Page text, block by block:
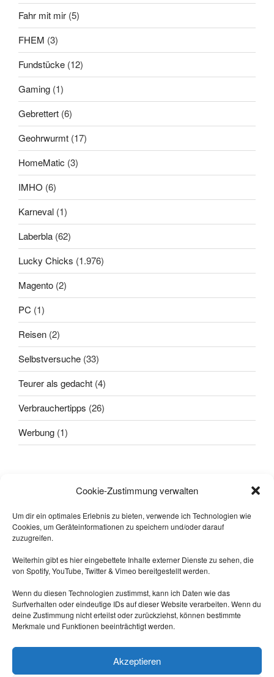
Cookie-Zustimmung verwalten
Um dir ein optimales Erlebnis zu bieten, verwende ich Technologien wie
Cookies, um Geräteinformationen zu speichern und/oder darauf
zuzugreifen.
Weiterhin gibt es hier eingebettete Inhalte externer Dienste zu sehen, die
von Spotify, YouTube, Twitter & Vimeo bereitgestellt werden.
Wenn du diesen Technologien zustimmst, kann ich Daten wie das
Surfverhalten oder eindeutige IDs auf dieser Website verarbeiten. Wenn du
deine Zustimmung nicht erteilst oder zurückziehst, können bestimmte
Merkmale und Funktionen beeinträchtigt werden.
Akzeptieren
Fahr mit mir (5)
FHEM (3)
Fundstücke (12)
Gaming (1)
Gebrettert (6)
Geohrwurmt (17)
HomeMatic (3)
IMHO (6)
Karneval (1)
Laberbla (62)
Lucky Chicks (1.976)
Magento (2)
PC (1)
Reisen (2)
Selbstversuche (33)
Teurer als gedacht (4)
Verbrauchertipps (26)
Werbung (1)
Dann kam einer, der wusste das
https://nrw.social/@laberbla